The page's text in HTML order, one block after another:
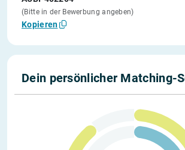
(Bitte in der Bewerbung angeben)
Kopieren
Dein persönlicher Matching-